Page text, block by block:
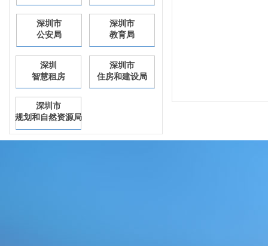
深圳市
教育局
深圳市
住房和建设局
深圳市
规划和自然资源局
深圳市
公安局
深圳
智慧租房